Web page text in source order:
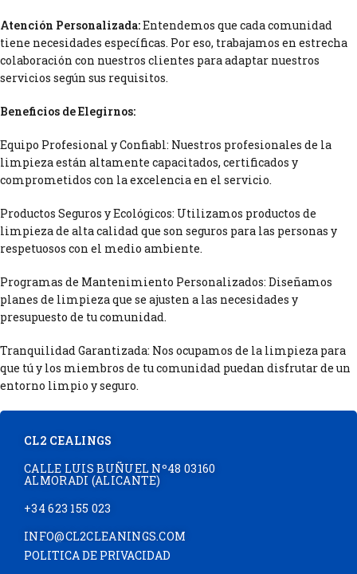
Atención Personalizada:Entendemos que cada comunidad
tiene necesidades específicas. Por eso, trabajamos en estrecha
colaboración con nuestros clientes para adaptar nuestros
servicios según sus requisitos.
Beneficios de Elegirnos:
Equipo Profesional y Confiabl: Nuestros profesionales de la
limpieza están altamente capacitados, certificados y
comprometidos con la excelencia en el servicio.
Productos Seguros y Ecológicos: Utilizamos productos de
limpieza de alta calidad que son seguros para las personas y
respetuosos con el medio ambiente.
Programas de Mantenimiento Personalizados: Diseñamos
planes de limpieza que se ajusten a las necesidades y
presupuesto de tu comunidad.
Tranquilidad Garantizada: Nos ocupamos de la limpieza para
que tú y los miembros de tu comunidad puedan disfrutar de un
entorno limpio y seguro.
CL2 CEALINGS
CALLE LUIS BUÑUEL Nº48 03160
ALMORADI (ALICANTE)
+34 623 155 023
INFO@CL2CLEANINGS.COM
POLITICA DE PRIVACIDAD